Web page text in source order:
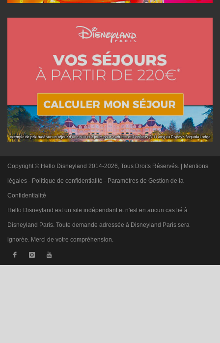
Copyright © Hello Disneyland 2014-2026, Tous Droits Réservés. | Mentions
légales - Politique de confidentialité - Paramètres de Gestion de la
Confidentialité
Hello Disneyland est un site indépendant et n'est en aucun cas lié à
Disneyland Paris. Toute demande adressée à Disneyland Paris sera
ignorée. Merci de votre compréhension.